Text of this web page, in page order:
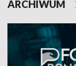
ARCHIWUM